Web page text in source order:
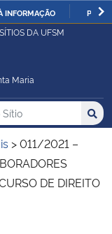
INFORMAÇÃO
SÍTIOS DA UFSM
Maria
no no Sítio
>011/2021 –
DE DIREITO